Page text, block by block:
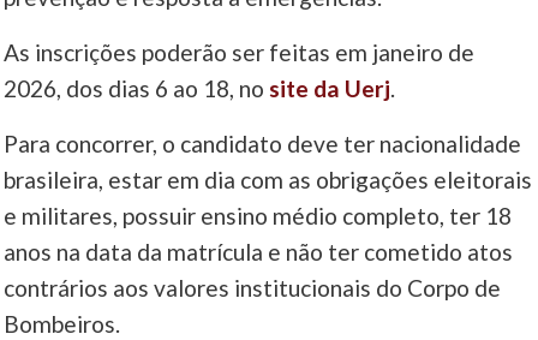
As inscrições poderão ser feitas em janeiro de
2026, dos dias 6 ao 18, nosite da Uerj.
Para concorrer, o candidato deve ter nacionalidade
brasileira, estar em dia com as obrigações eleitorais
e militares, possuir ensino médio completo, ter 18
anos na data da matrícula e não ter cometido atos
contrários aos valores institucionais do Corpo de
Bombeiros.